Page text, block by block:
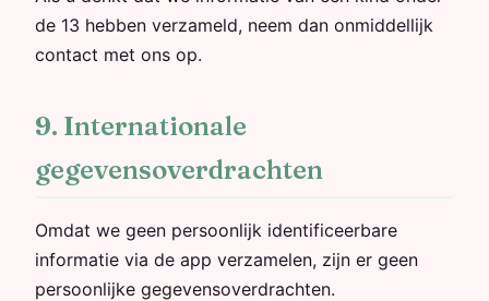
de 13 hebben verzameld, neem dan onmiddellijk
contact met ons op.
9. Internationale
gegevensoverdrachten
Omdat we geen persoonlijk identificeerbare
informatie via de app verzamelen, zijn er geen
persoonlijke gegevensoverdrachten.